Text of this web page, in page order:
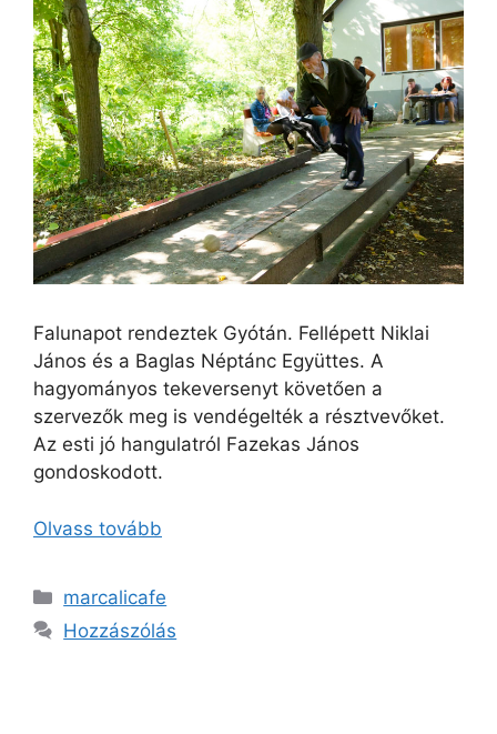
Falunapot rendeztek Gyótán. Fellépett Niklai
János és a Baglas Néptánc Együttes. A
hagyományos tekeversenyt követően a
szervezők meg is vendégelték a résztvevőket.
Az esti jó hangulatról Fazekas János
gondoskodott.
Olvass tovább
marcalicafe
Hozzászólás